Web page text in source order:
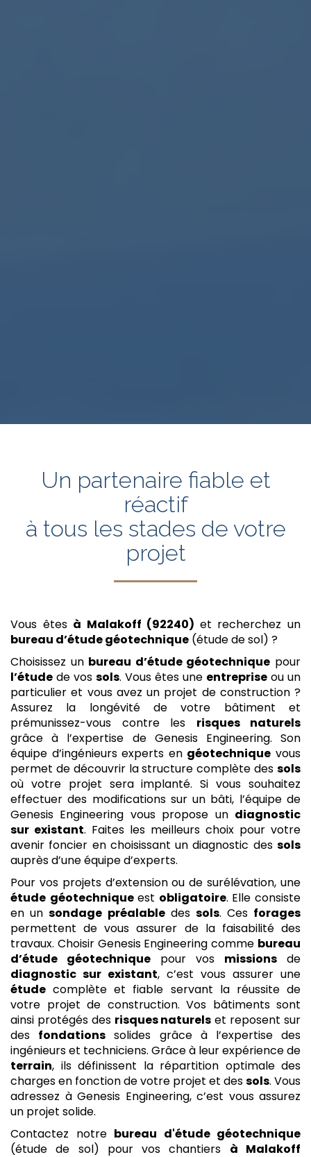
Un partenaire fiable et
réactif
à tous les stades de votre
projet
Vous êtes à Malakoff (92240) et recherchez un
bureau d’étude géotechnique (étude de sol) ?
Choisissez un bureau d’étude géotechnique pour
l’étude de vos sols. Vous êtes une entreprise ou un
particulier et vous avez un projet de construction ?
Assurez la longévité de votre bâtiment et
prémunissez-vous contre les risques naturels
grâce à l’expertise de Genesis Engineering. Son
équipe d’ingénieurs experts en géotechnique vous
permet de découvrir la structure complète des sols
où votre projet sera implanté. Si vous souhaitez
effectuer des modifications sur un bâti, l’équipe de
Genesis Engineering vous propose un diagnostic
sur existant. Faites les meilleurs choix pour votre
avenir foncier en choisissant un diagnostic des sols
auprès d’une équipe d’experts.
Pour vos projets d’extension ou de surélévation, une
étude géotechniqueest obligatoire. Elle consiste
en un sondage préalable des sols. Ces forages
permettent de vous assurer de la faisabilité des
travaux. Choisir Genesis Engineering comme bureau
d’étude géotechnique pour vos missions de
diagnostic sur existant, c’est vous assurer une
étude complète et fiable servant la réussite de
votre projet de construction. Vos bâtiments sont
ainsi protégés des risques naturels et reposent sur
des fondations solides grâce à l’expertise des
ingénieurs et techniciens. Grâce à leur expérience de
terrain, ils définissent la répartition optimale des
charges en fonction de votre projet et dessols. Vous
adressez à Genesis Engineering, c’est vous assurez
un projet solide.
Contactez notre bureau d'étude géotechnique
(étude de sol) pour vos chantiers à Malakoff